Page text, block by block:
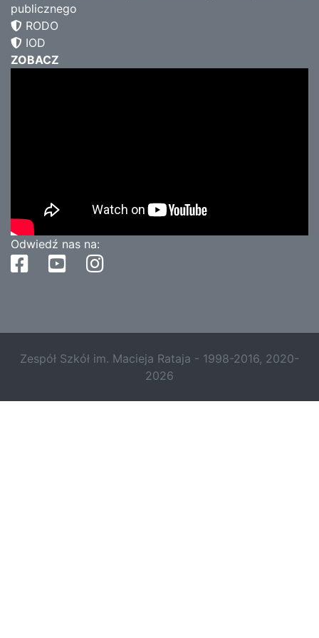
publicznego
RODO
IOD
ZOBACZ
Odwiedź nas na:
Zespół Szkół im. Macieja Rataja - 1998-2016, 2020-
2026